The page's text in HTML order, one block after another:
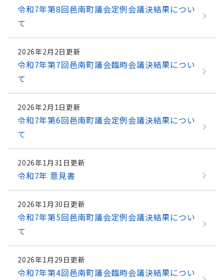
令和7年第8回邑南町議会定例会議決結果につい
て
2026年2月2日更新
令和7年第7回邑南町議会臨時会議決結果につい
て
2026年2月1日更新
令和7年第6回邑南町議会定例会議決結果につい
て
2026年1月31日更新
令和7年 意見書
2026年1月30日更新
令和7年第5回邑南町議会定例会議決結果につい
て
2026年1月29日更新
令和7年第4回邑南町議会臨時会議決結果につい